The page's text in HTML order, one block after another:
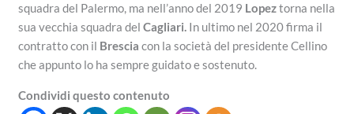
squadra del Palermo, ma nell’anno del 2019 Lopeztorna nella
sua vecchia squadra delCagliari. In ultimo nel 2020 firma il
contratto con il Brescia con la società del presidente Cellino
che appunto lo ha sempre guidato e sostenuto.
Condividi questo contenuto